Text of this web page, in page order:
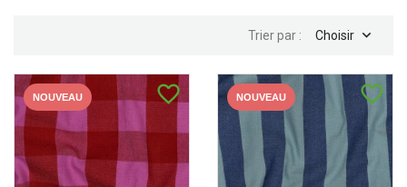
Trier par : Choisir 
favorite_border
NOUVEAU favorite_border
NOUVEAU